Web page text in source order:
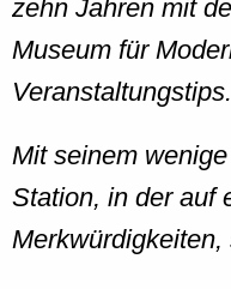
zehn Jahren mit
Museum für
Veranstaltungstips.
Mit seinem
Station, in der auf